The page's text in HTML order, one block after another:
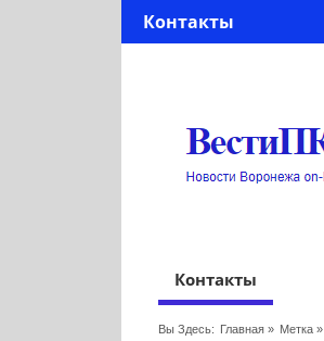
Контакты
Контакты
Вы Здесь: Главная» Метка »